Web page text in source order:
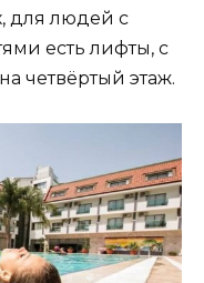
для людей с
есть лифты, с
четвёртый этаж.